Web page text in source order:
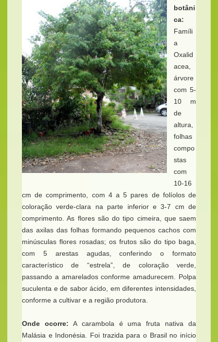
botâni
ca:
Famíli
a
Oxalid
acea,
árvore
com 5-
10 m
de
altura,
folhas
compo
stas
com
10-16
cm de comprimento, com 4 a 5 pares de folíolos de
coloração verde-clara na parte inferior e 3-7 cm de
comprimento. As flores são do tipo cimeira, que saem
das axilas das folhas formando pequenos cachos com
minúsculas flores rosadas; os frutos são do tipo baga,
com 5 arestas agudas, conferindo o formato
característico de “estrela”, de coloração verde,
passando a amarelados conforme amadurecem. Polpa
suculenta e de sabor ácido, em diferentes intensidades,
conforme a cultivar e a região produtora.
Onde ocorre: A carambola é uma fruta nativa da
Malásia e Indonésia. Foi trazida para o Brasil no início